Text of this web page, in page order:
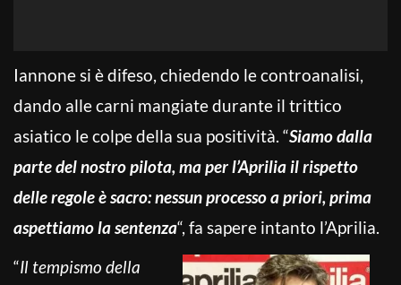
Iannone si è difeso, chiedendo le controanalisi,
dando alle carni mangiate durante il trittico
asiatico le colpe della sua positività. “Siamo dalla
parte del nostro pilota, ma per l’Aprilia il rispetto
delle regole è sacro: nessun processo a priori, prima
aspettiamo la sentenza“, fa sapere intanto l’Aprilia.
“Il tempismo della